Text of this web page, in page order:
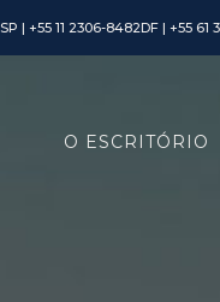
SP | +55 11 2306-8482DF | +55 61
O ESCRITÓRIO